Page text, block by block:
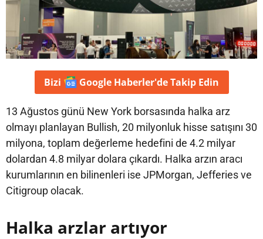
Bizi Google Haberler'deTakip Edin
13 Ağustos günü New York borsasında halka arz
olmayı planlayan Bullish, 20 milyonluk hisse satışını 30
milyona, toplam değerleme hedefini de 4.2 milyar
dolardan 4.8 milyar dolara çıkardı. Halka arzın aracı
kurumlarının en bilinenleri ise JPMorgan, Jefferies ve
Citigroup olacak.
Halka arzlar artıyor